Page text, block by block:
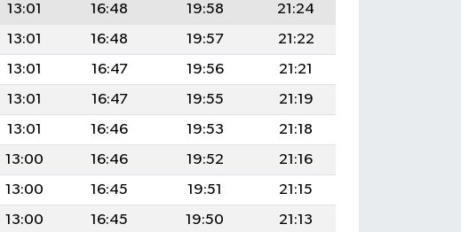
13:01 16:48 19:58
21:24
13:01 16:48 19:57
21:22
13:01 16:47 19:56
21:21
13:01 16:47 19:55
21:19
13:01 16:46 19:53
21:18
13:00 16:46 19:52
21:16
13:00 16:45 19:51
21:15
13:00 16:45 19:50
21:13